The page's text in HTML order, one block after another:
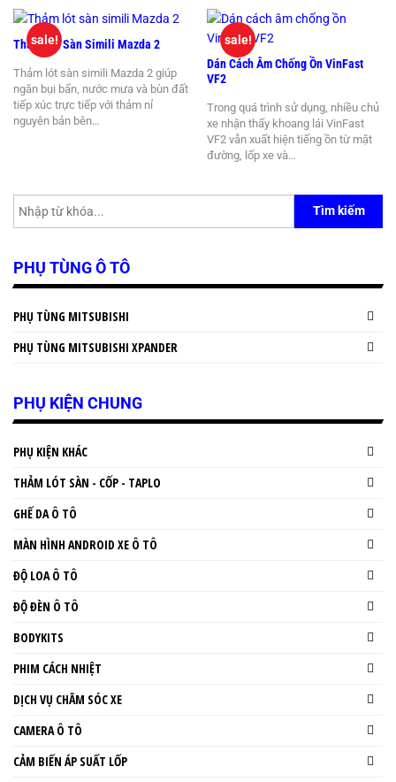
Thảm Lót Sàn Simili Mazda 2
Thảm lót sàn simili Mazda 2 giúp
ngăn bụi bẩn, nước mưa và bùn đất
tiếp xúc trực tiếp với thảm nỉ
nguyên bản bên…
sale!
Dán Cách Âm Chống Ồn VinFast
VF2
Trong quá trình sử dụng, nhiều chủ
xe nhận thấy khoang lái VinFast
VF2 vẫn xuất hiện tiếng ồn từ mặt
đường, lốp xe và…
sale!
Tìm kiếm
PHỤ TÙNG Ô TÔ
PHỤ TÙNG MITSUBISHI
PHỤ TÙNG MITSUBISHI XPANDER
PHỤ KIỆN CHUNG
PHỤ KIỆN KHÁC
THẢM LÓT SÀN - CỐP - TAPLO
GHẾ DA Ô TÔ
MÀN HÌNH ANDROID XE Ô TÔ
ĐỘ LOA Ô TÔ
ĐỘ ĐÈN Ô TÔ
BODYKITS
PHIM CÁCH NHIỆT
DỊCH VỤ CHĂM SÓC XE
CAMERA Ô TÔ
CẢM BIẾN ÁP SUẤT LỐP